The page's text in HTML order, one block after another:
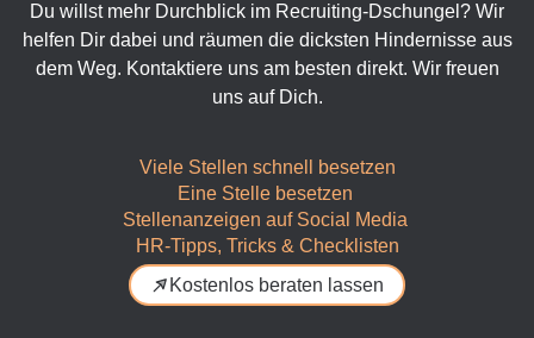
Du willst mehr Durchblick im Recruiting-Dschungel? Wir
helfen Dir dabei und räumen die dicksten Hindernisse aus
dem Weg. Kontaktiere uns am besten direkt. Wir freuen
uns auf Dich.
Viele Stellen schnell besetzen
Eine Stelle besetzen
Stellenanzeigen auf Social Media
HR-Tipps, Tricks & Checklisten
Kostenlos beraten lassen